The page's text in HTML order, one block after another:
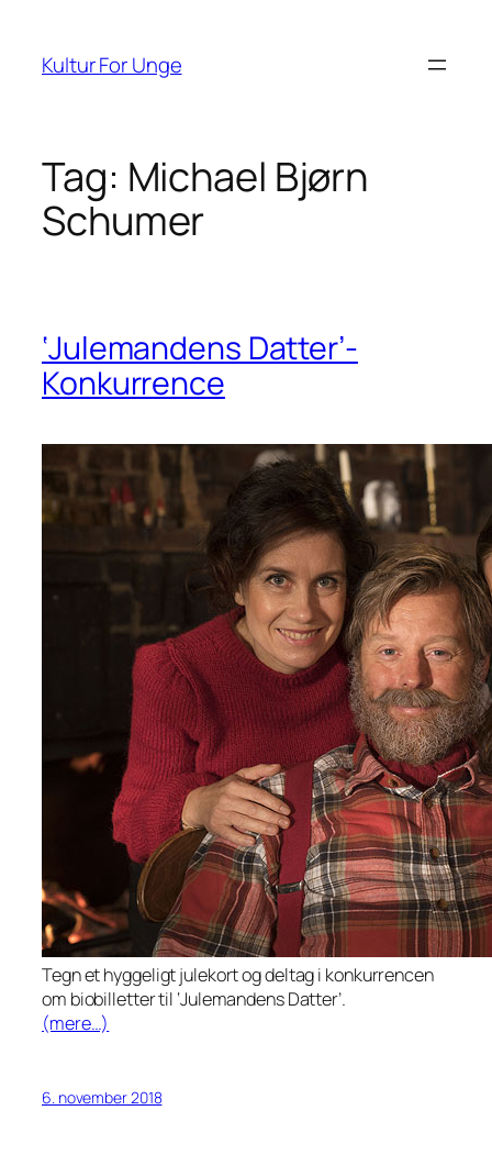
indhold
Kultur For Unge
Tag: Michael Bjørn
Schumer
‘Julemandens Datter’-
Konkurrence
Tegn et hyggeligt julekort og deltag i konkurrencen
om biobilletter til ‘Julemandens Datter’.
(mere…)
6. november 2018